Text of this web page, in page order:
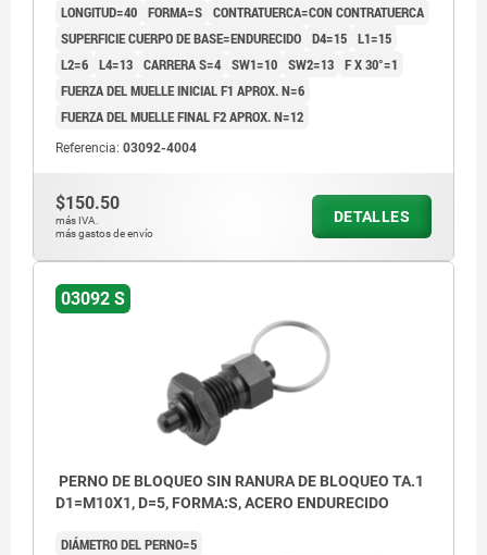
LONGITUD=40 FORMA=S CONTRATUERCA=CON CONTRATUERCA
SUPERFICIE CUERPO DE BASE=ENDURECIDO D4=15 L1=15
L2=6 L4=13 CARRERA S=4 SW1=10 SW2=13 F X 30°=1
FUERZA DEL MUELLE INICIAL F1 APROX. N=6
FUERZA DEL MUELLE FINAL F2 APROX. N=12
Referencia: 03092-4004
$150.50
más IVA.
más gastos de envío
DETALLES
03092 S
PERNO DE BLOQUEO SIN RANURA DE BLOQUEO TA.1
D1=M10X1, D=5, FORMA:S, ACERO ENDURECIDO
DIÁMETRO DEL PERNO=5